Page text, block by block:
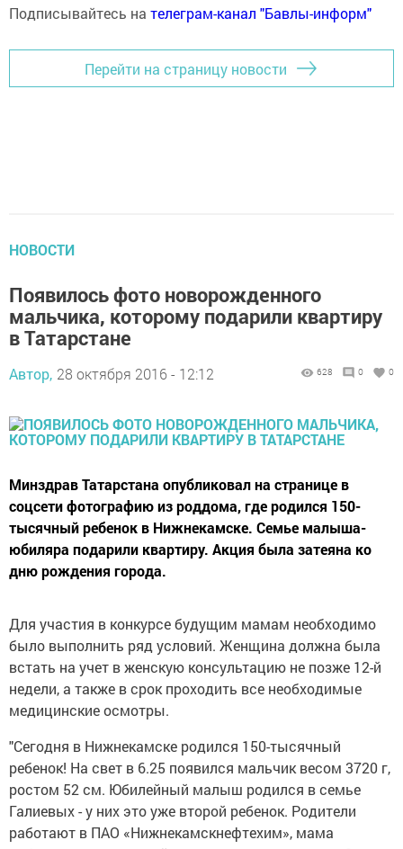
Подписывайтесь на телеграм-канал "Бавлы-информ"
Перейти на страницу новости
НОВОСТИ
Появилось фото новорожденного
мальчика, которому подарили квартиру
в Татарстане
Автор, 28 октября 2016 - 12:12 628 0 0
Минздрав Татарстана опубликовал на странице в
соцсети фотографию из роддома, где родился 150-
тысячный ребенок в Нижнекамске. Семье малыша-
юбиляра подарили квартиру. Акция была затеяна ко
дню рождения города.
Для участия в конкурсе будущим мамам необходимо
было выполнить ряд условий. Женщина должна была
встать на учет в женскую консультацию не позже 12-й
недели, а также в срок проходить все необходимые
медицинские осмотры.
"Сегодня в Нижнекамске родился 150-тысячный
ребенок! На свет в 6.25 появился мальчик весом 3720 г,
ростом 52 см. Юбилейный малыш родился в семье
Галиевых - у них это уже второй ребенок. Родители
работают в ПАО «Нижнекамскнефтехим», мама